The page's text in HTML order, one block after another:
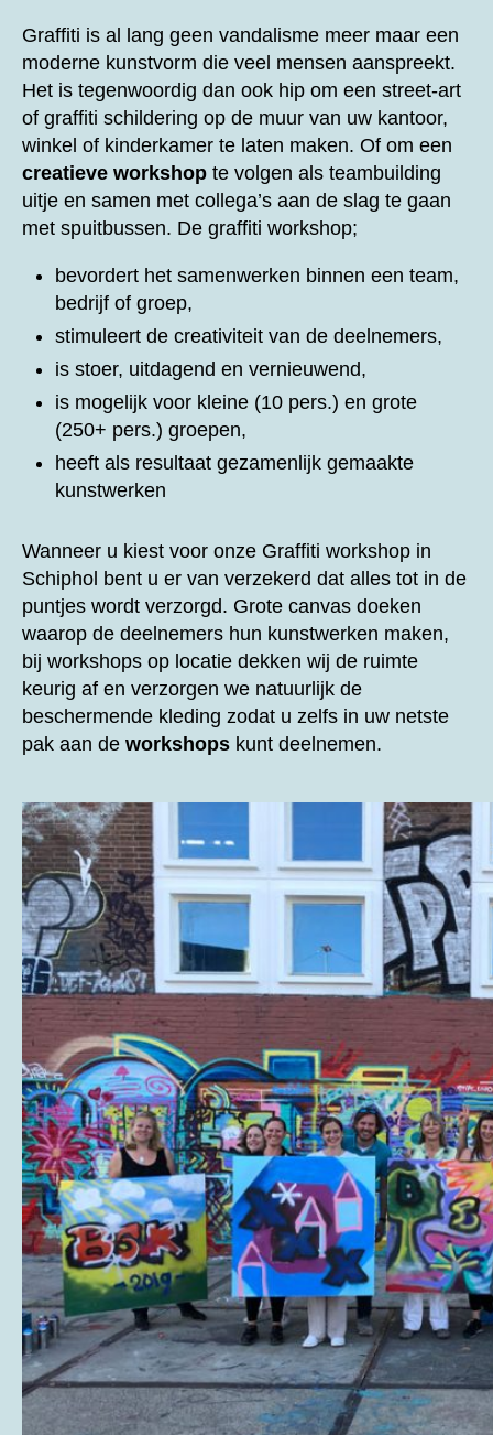
Graffiti is al lang geen vandalisme meer maar een
moderne kunstvorm die veel mensen aanspreekt.
Het is tegenwoordig dan ook hip om een street-art
of graffiti schildering op de muur van uw kantoor,
winkel of kinderkamer te laten maken. Of om een
creatieve workshop te volgen als teambuilding
uitje en samen met collega’s aan de slag te gaan
met spuitbussen. De graffiti workshop;
bevordert het samenwerken binnen een team,
bedrijf of groep,
stimuleert de creativiteit van de deelnemers,
is stoer, uitdagend en vernieuwend,
is mogelijk voor kleine (10 pers.) en grote
(250+ pers.) groepen,
heeft als resultaat gezamenlijk gemaakte
kunstwerken
Wanneer u kiest voor onze Graffiti workshop in
Schiphol bent u er van verzekerd dat alles tot in de
puntjes wordt verzorgd. Grote canvas doeken
waarop de deelnemers hun kunstwerken maken,
bij workshops op locatie dekken wij de ruimte
keurig af en verzorgen we natuurlijk de
beschermende kleding zodat u zelfs in uw netste
pak aan de workshops kunt deelnemen.